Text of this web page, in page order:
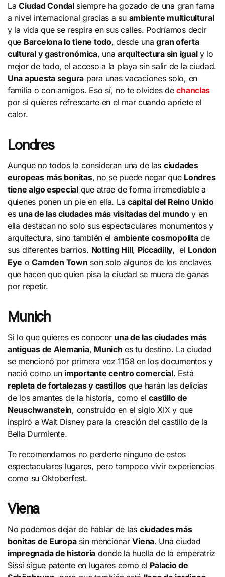
LaCiudad Condalsiempre ha gozado de una gran fama
a nivel internacional gracias a su ambiente multicultural
y la vida que se respira en sus calles. Podríamos decir
que Barcelona lo tiene todo, desde unagran oferta
cultural y gastronómica, unaarquitectura sin igualy lo
mejor de todo, el acceso a la playa sin salir de la ciudad.
Una apuesta segura para unas vacaciones solo, en
familia o con amigos. Eso sí, no te olvides dechanclas
por si quieres refrescarte en el mar cuando apriete el
calor.
Londres
Aunque no todos la consideran una de las ciudades
europeas más bonitas, no se puede negar que Londres
tiene algo especialque atrae de forma irremediable a
quienes ponen un pie en ella. Lacapital del Reino Unido
es una de las ciudades más visitadas del mundoy en
ella destacan no solo sus espectaculares monumentos y
arquitectura, sino también el ambiente cosmopolitade
sus diferentes barrios. Notting Hill, Piccadilly, el London
Eye oCamden Town son solo algunos de los enclaves
que hacen que quien pisa la ciudad se muera de ganas
por repetir.
Munich
Si lo que quieres es conocer una de las ciudades más
antiguas de Alemania, Munich es tu destino. La ciudad
se mencionó por primera vez 1158 en los documentos y
nació como un importante centro comercial. Está
repleta de fortalezas y castillos que harán las delicias
de los amantes de la historia, como elcastillo de
Neuschwanstein, construido en el siglo XIX y que
inspiró a Walt Disney para la creación del castillo de la
Bella Durmiente.
Te recomendamos no perderte ninguno de estos
espectaculares lugares, pero tampoco vivir experiencias
como su Oktoberfest.
Viena
No podemos dejar de hablar de las ciudades más
bonitas de Europasin mencionarViena. Una ciudad
impregnada de historia donde la huella de la emperatriz
Sissi sigue patente en lugares como el Palacio de